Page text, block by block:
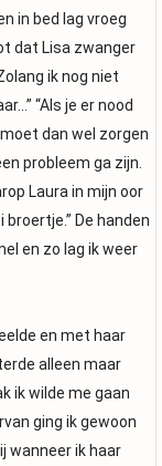
in bed lag vroeg
dat Lisa zwanger
ik nog niet
“Als je er nood
dan wel zorgen
probleem ga zijn.
Laura in mijn oor
De handen
en zo lag ik weer
en met haar
alleen maar
ik wilde me gaan
ging ik gewoon
wanneer ik haar